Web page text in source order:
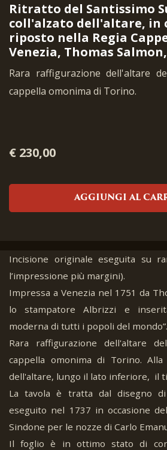
Ritratto del Santissimo
coll'alzato dell'altare, in
riposto nella Regia
Venezia, Thomas Salmon,
Rara raffigurazione dell'altare
cappella omonima di Torino.
€ 230,00
AGGIUNGI AL
Incisione originale eseguita su
l’impressione più margini).
Impressa a Venezia nel 1751 da
lo stampatore Albrizzi e
moderna di tutti i popoli del mondo”.
Rara raffigurazione dell'altare
cappella omonima di Torino. Alla
dell'altare, lungo il lato inferiore, il
La tavola è tratta dal disegno di
eseguito nel 1737 in occasione
Sindone per le nozze di Carlo
Il foglio è in ottimo stato di